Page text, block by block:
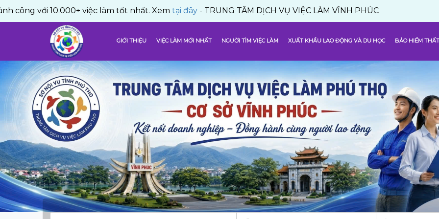
10.000+ việc làm tốt nhất. Xemtại đây- TRUNG TÂM DỊCH VỤ VIỆC LÀM VĨNH PHÚC
GIỚI THIỆU VIỆC LÀM MỚI NHẤT NGƯỜI TÌM VIỆC LÀM XUẤT KHẨU LAO ĐỘNG VÀ DU HỌC BẢO HIỂM